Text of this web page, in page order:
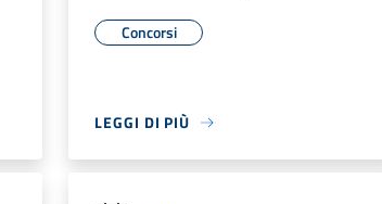
Concorsi
LEGGI DI PIÙ